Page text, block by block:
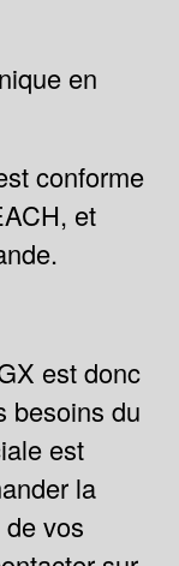
en
conforme
et
est donc
besoins du
est
la
vos